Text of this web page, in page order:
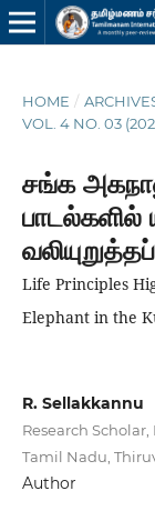
HOME /
VOL. 4 NO. 03
சங்க
Life Principles
Elephant in the
R. Sellakkannu
Research
Tamil Nadu,
Author